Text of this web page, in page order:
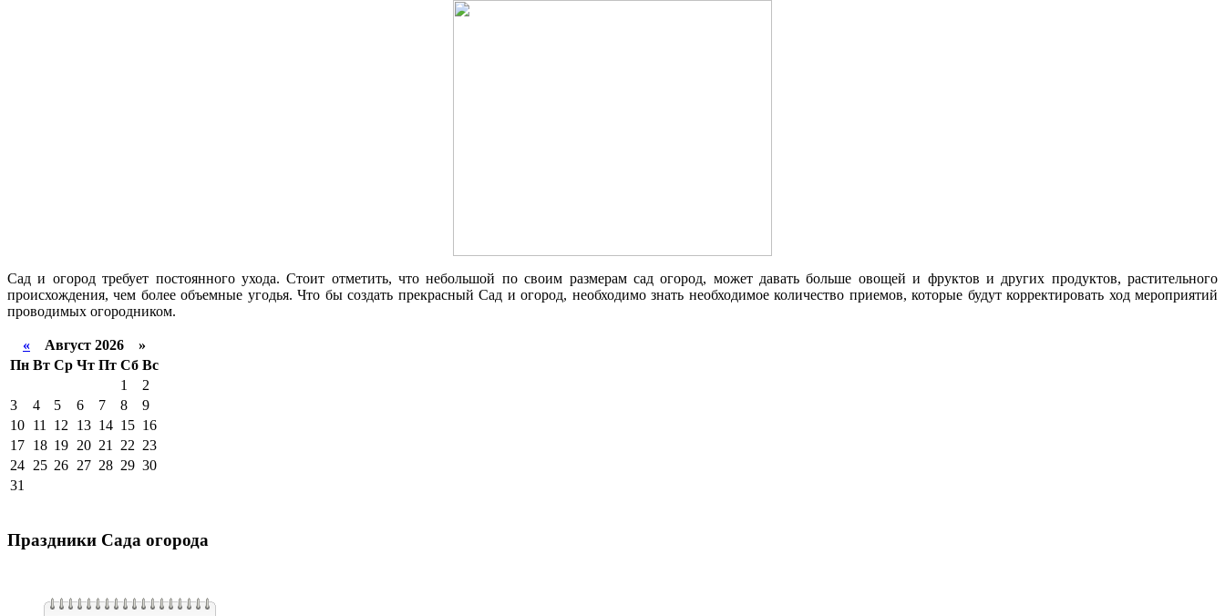
Сад и огород требует постоянного ухода. Стоит отметить, что небольшой по своим размерам сад огород, может давать больше овощей и фруктов и других продуктов, растительного
происхождения, чем более объемные угодья. Что бы создать прекрасный Сад и огород, необходимо знать необходимое количество приемов, которые будут корректировать ход мероприятий
проводимых огородником.
« Август 2026 »
Пн Вт Ср Чт Пт Сб Вс
1
2
3
4 5 6 7 8
9
10 11 12 13 14 15 16
17 18 19 20 21 22 23
24 25 26 27 28 29 30
31
Праздники Сада огорода